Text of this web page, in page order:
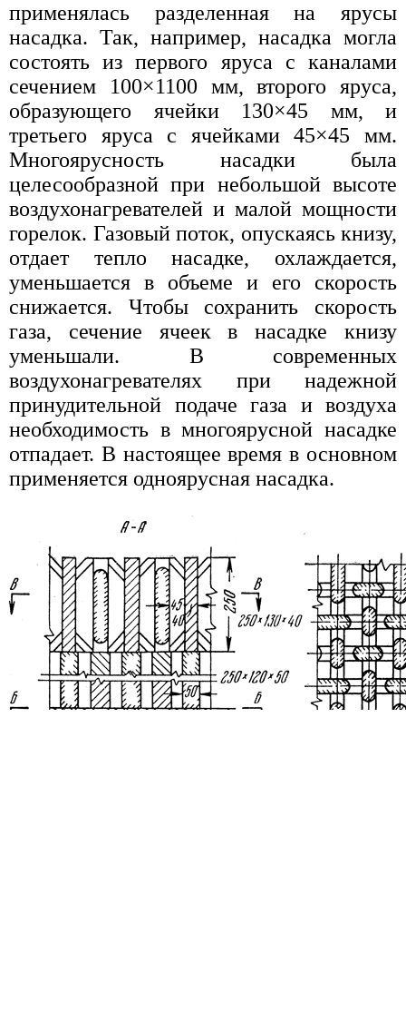
применялась разделенная на ярусы
насадка. Так, например, насадка могла
состоять из первого яруса с каналами
сечением 100×1100 мм, второго яруса,
образующего ячейки 130×45 мм, и
третьего яруса с ячейками 45×45 мм.
Многоярусность насадки была
целесообразной при небольшой высоте
воздухонагревателей и малой мощности
горелок. Газовый поток, опускаясь книзу,
отдает тепло насадке, охлаждается,
уменьшается в объеме и его скорость
снижается. Чтобы сохранить скорость
газа, сечение ячеек в насадке книзу
уменьшали. В современных
воздухонагревателях при надежной
принудительной подаче газа и воздуха
необходимость в многоярусной насадке
отпадает. В настоящее время в основном
применяется одноярусная насадка.